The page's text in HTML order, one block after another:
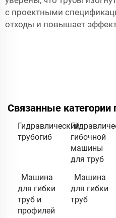
с проектными
отходы и повышает
Связанные категории
Гидравлический
трубогиб
гибочной
машины
для труб
Машина
для гибки
труб и
профилей
Машина
для гибки
труб